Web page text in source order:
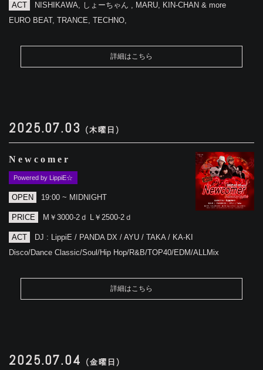
ACT
NISHIKAWA, しょーちゃん , MARU, KIN-CHAN & more
EURO BEAT, TRANCE, TECHNO,
詳細はこちら
2025.07.03 (木曜日)
Newcomer
Powered by LippiE☆
OPEN 19:00 ~ MIDNIGHT
PRICE M￥3000-2ｄ L￥2500-2ｄ
ACT
DJ : LippiE / PANDA DX / AYU / TAKA / KA-KI
Disco/Dance Classic/Soul/Hip Hop/R&B/TOP40/EDM/ALLMix
詳細はこちら
2025.07.04 (金曜日)